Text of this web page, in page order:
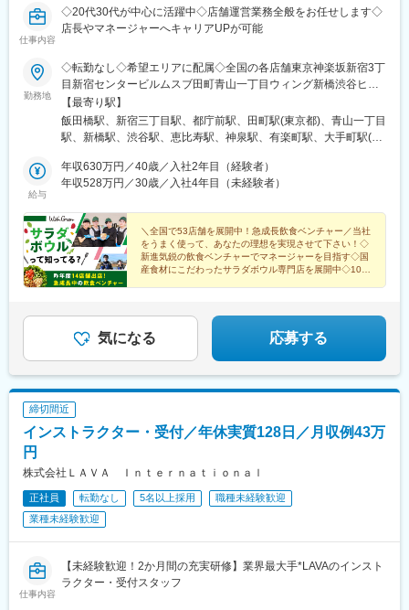
京都)、鮫洲駅、月島駅、田原町駅(東京都)、金沢八景駅(横浜シー
サイドライン)、新越谷駅、川越市駅、反町駅、上野御徒町駅、京
ＪＲ河内永和駅、伝法駅、守口駅、今里駅(近鉄線)、ドーム前駅、
四ツ橋駅、七条駅、神戸三宮駅(阪急・神戸高速)、六甲道駅、山陽
明石駅、長田駅(神戸市営)、川西池田駅、宝塚南口駅、高速神戸
駅、山陽姫路駅、新宿駅、有楽町駅、神田駅(東京都)、中崎町駅、
天王寺駅、西早稲田駅、京急蒲田駅、西新宿五丁目駅、飛鳥山
サイド駅、築地駅、浅草駅、川越駅、御徒町駅、荏原中延駅、高
輪ゲートウェイ駅、みのり台駅、日ノ出町駅、四天王寺前夕陽ケ
崎駅、長堀橋駅、五条駅(京都市営)、三ノ宮駅、ハーバーランド駅
仕事内容
◇20代30代が中心に活躍中◇店舗運営業務全般をお任せします◇
店長やマネージャーへキャリアUPが可能
勤務地
◇転勤なし◇希望エリアに配属◇全国の各店舗東京神楽坂新宿3丁
目新宿センタービルムスブ田町青山一丁目ウィング新橋渋谷ヒカ
リエShinQs東横のれん街恵比寿渋谷道玄坂通有楽町イトシア大手
町日本橋高島屋S.C.銀座ノボ丸の内オアゾ東京ミッドタウン八重
洲自由が丘北千住マルイ東京ドームシティ ラクーア羽田空港第1
ミネ荻窪池袋神奈川FOOD&TIME ISETAN YOKOHAMA横浜ポルタ
アトレ川崎埼玉ルミネ大宮浦和パルコ千葉成田空港第１ターミナ
ンロード名古屋ユニモール名古屋栄セントラルパーク京都京都ラ
クエ四条烏丸京都高島屋S.C.大阪エキマルシェ大阪大丸梅田ホワ
イティ梅田クリスタ長堀ディアモール大阪兵庫神戸さんちか阪急
西宮ガーデンズ岡山岡山一番街店広島ミナモア広島店福岡アミュ
プラザ博多天神地下街ONE FUKUOKA BLDG.
【最寄り駅】
飯田橋駅、新宿三丁目駅、都庁前駅、田町駅(東京都)、青山一丁目
駅、新橋駅、渋谷駅、恵比寿駅、神泉駅、有楽町駅、大手町駅(東
自由が丘駅、錦糸町駅、北千住駅、後楽園駅、羽田空港第２ター
ミナル駅(東京モノレール・ＡＮＡ利用)、荻窪駅、吉祥寺駅、立川
山おおたかの森駅、栄駅(愛知県)、名鉄名古屋駅、国際センター
駅、久屋大通駅、四条駅(京都市営)、京都河原町駅、東梅田駅、大
阪駅、長堀橋駅、神戸三宮駅(阪急・神戸高速)、西宮北口駅、岡山
駅、広島駅、博多駅、西鉄福岡駅、天神駅、牛込神楽坂駅、新宿
駅(東京メトロ)、新宿西口駅、三田駅(東京都)、乃木坂駅、内幸町
京都)、井の頭公園駅、立川北駅、神奈川駅、新高島駅、京急川崎
駅、栄町駅(愛知県)、近鉄名古屋駅、烏丸駅、祇園四条駅、梅田駅
都)、奥沢駅、水道橋駅、立川南駅、高島町駅、矢場町駅、名古屋
駅、烏丸御池駅、三条駅(京都府)、大阪梅田駅(阪急線)、堺筋本町
駅、三宮駅(神戸市営)、西川緑道公園駅、猿猴橋町駅、天神南駅
給与
年収630万円／40歳／入社2年目（経験者）
年収528万円／30歳／入社4年目（未経験者）
＼全国で53店舗を展開中！急成長飲食ベンチャー／当社
をうまく使って、あなたの理想を実現させて下さい！◇
新進気鋭の飲食ベンチャーでマネージャーを目指す◇国
産食材にこだわったサラダボウル専門店を展開中◇100
気になる 応募する
締切間近
インストラクター・受付／年休実質128日／月収例43万
円
株式会社ＬＡＶＡ Ｉｎｔｅｒｎａｔｉｏｎａｌ
正社員 転勤なし 5名以上採用
職種未経験歓迎
業種未経験歓迎
仕事内容
【未経験歓迎！2か月間の充実研修】業界最大手*LAVAのインスト
ラクター・受付スタッフ